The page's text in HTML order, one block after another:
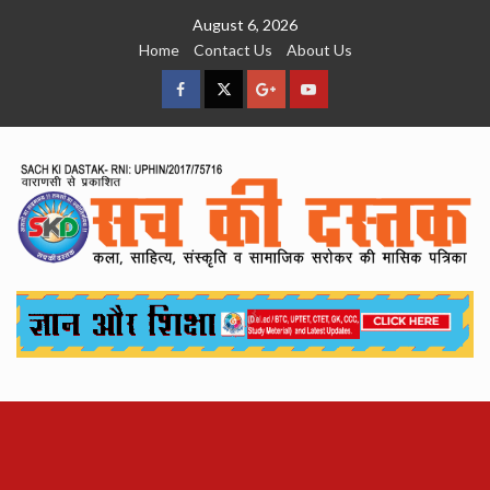
August 6, 2026
Home
Contact Us About Us
facebookTwitterGoogleYouTube